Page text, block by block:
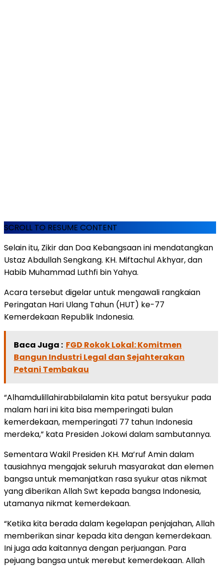
SCROLL TO RESUME CONTENT
Selain itu, Zikir dan Doa Kebangsaan ini mendatangkan
Ustaz Abdullah Sengkang. KH. Miftachul Akhyar, dan
Habib Muhammad Luthfi bin Yahya.
Acara tersebut digelar untuk mengawali rangkaian
Peringatan Hari Ulang Tahun (HUT) ke-77
Kemerdekaan Republik Indonesia.
Baca Juga : FGD Rokok Lokal: Komitmen
Bangun Industri Legal dan Sejahterakan
Petani Tembakau
“Alhamdulillahirabbilalamin kita patut bersyukur pada
malam hari ini kita bisa memperingati bulan
kemerdekaan, memperingati 77 tahun Indonesia
merdeka,” kata Presiden Jokowi dalam sambutannya.
Sementara Wakil Presiden KH. Ma’ruf Amin dalam
tausiahnya mengajak seluruh masyarakat dan elemen
bangsa untuk memanjatkan rasa syukur atas nikmat
yang diberikan Allah Swt kepada bangsa Indonesia,
utamanya nikmat kemerdekaan.
“Ketika kita berada dalam kegelapan penjajahan, Allah
memberikan sinar kepada kita dengan kemerdekaan.
Ini juga ada kaitannya dengan perjuangan. Para
pejuang bangsa untuk merebut kemerdekaan. Allah